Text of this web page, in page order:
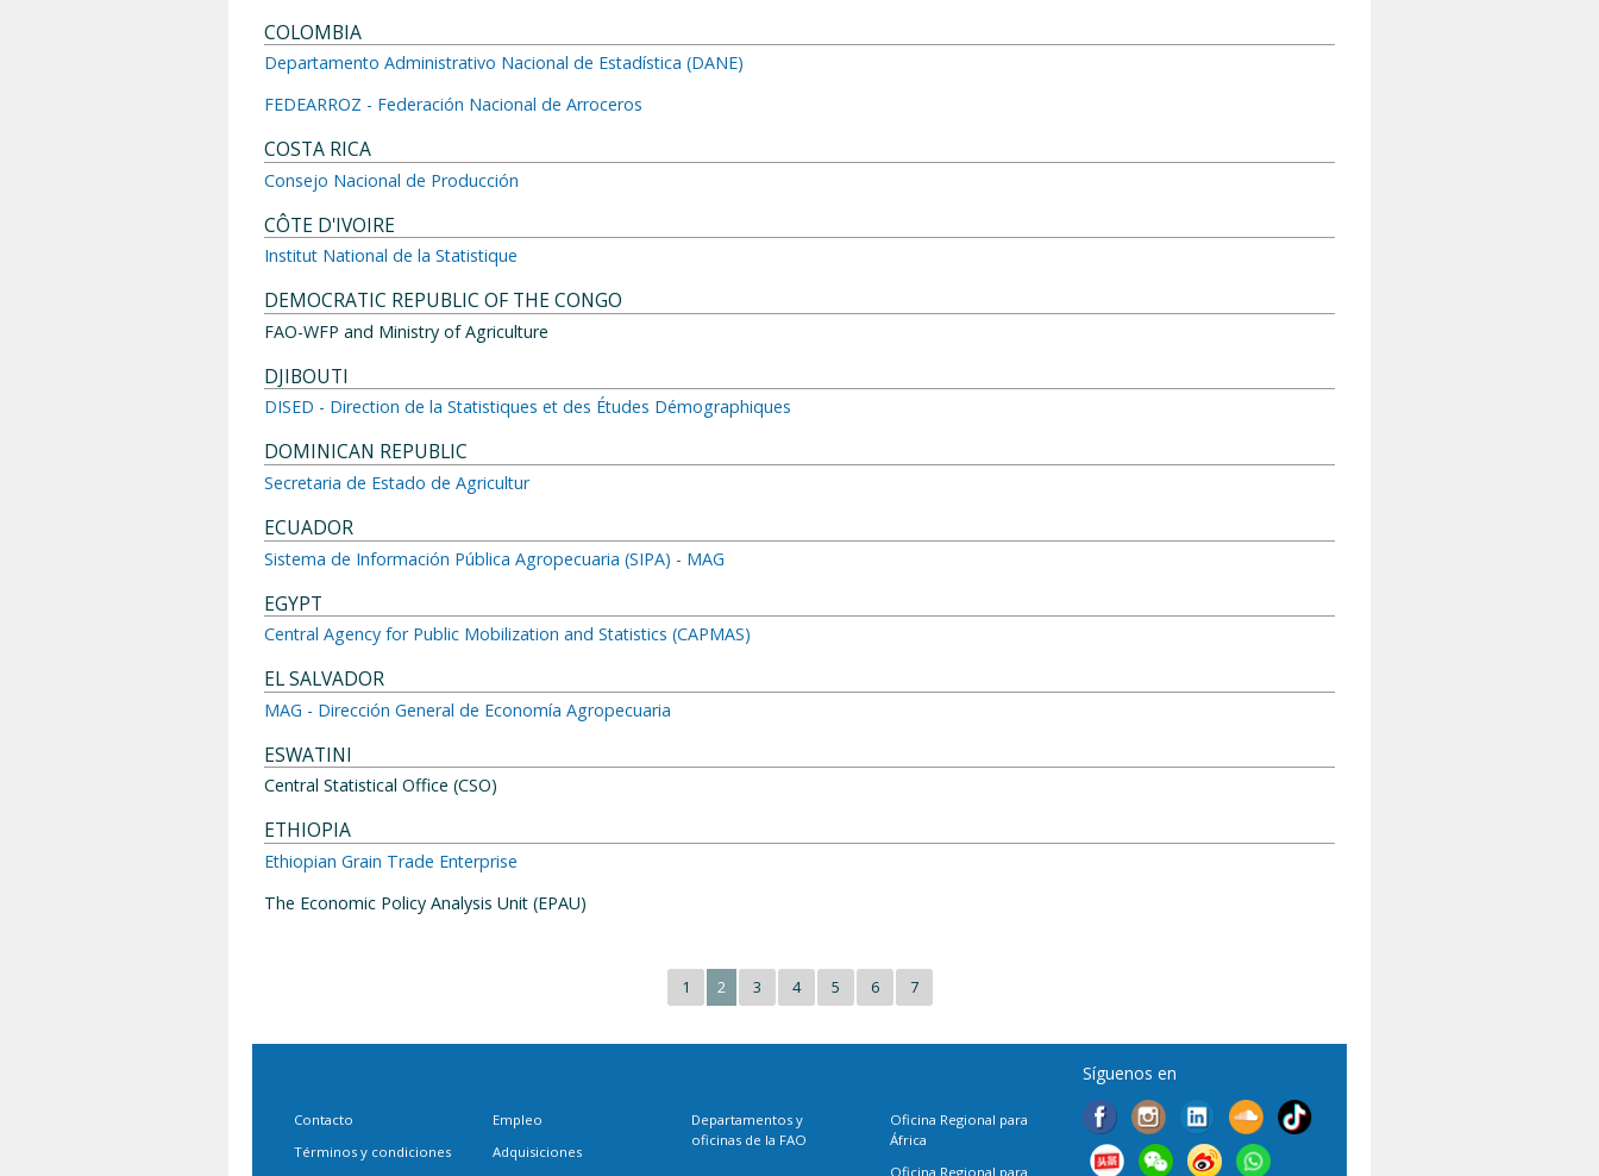
COLOMBIA
Departamento Administrativo Nacional de Estadística (DANE)
FEDEARROZ - Federación Nacional de Arroceros
COSTA RICA
Consejo Nacional de Producción
CÔTE D'IVOIRE
Institut National de la Statistique
DEMOCRATIC REPUBLIC OF THE CONGO
FAO-WFP and Ministry of Agriculture
DJIBOUTI
DISED - Direction de la Statistiques et des Études Démographiques
DOMINICAN REPUBLIC
Secretaria de Estado de Agricultur
ECUADOR
Sistema de Información Pública Agropecuaria (SIPA) - MAG
EGYPT
Central Agency for Public Mobilization and Statistics (CAPMAS)
EL SALVADOR
MAG - Dirección General de Economía Agropecuaria
ESWATINI
Central Statistical Office (CSO)
ETHIOPIA
Ethiopian Grain Trade Enterprise
The Economic Policy Analysis Unit (EPAU)
1 2 3 4 5 6 7
Contacto
Términos y condiciones
Empleo
Adquisiciones
Departamentos y
oficinas de la FAO
Oficina Regional para
África
Oficina Regional para
Síguenos en